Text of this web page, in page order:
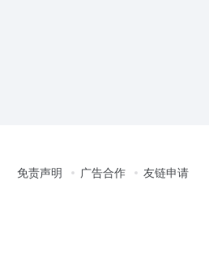
免责声明 广告合作 友链申请